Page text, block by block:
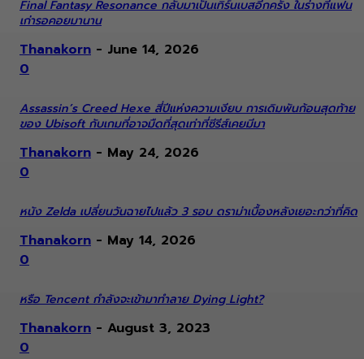
Final Fantasy Resonance กลับมาเป็นเทิร์นเบสอีกครั้ง ในร่างที่แฟน
เก่ารอคอยมานาน
Thanakorn - June 14, 2026
0
Assassin’s Creed Hexe สี่ปีแห่งความเงียบ การเดิมพันก้อนสุดท้าย
ของ Ubisoft กับเกมที่อาจมืดที่สุดเท่าที่ซีรีส์เคยมีมา
Thanakorn - May 24, 2026
0
หนัง Zelda เปลี่ยนวันฉายไปแล้ว 3 รอบ ดราม่าเบื้องหลังเยอะกว่าที่คิด
Thanakorn - May 14, 2026
0
หรือ Tencent กำลังจะเข้ามาทำลาย Dying Light?
Thanakorn - August 3, 2023
0